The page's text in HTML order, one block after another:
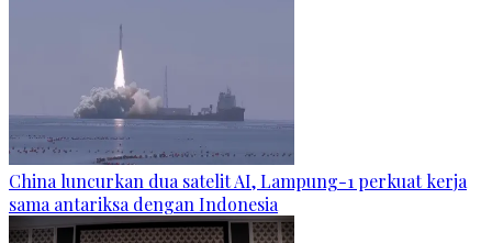
China luncurkan dua satelit AI, Lampung-1 perkuat kerja
sama antariksa dengan Indonesia